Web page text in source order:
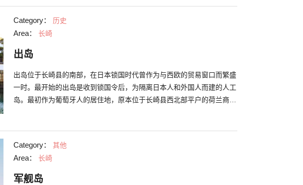
Category： 历史
Area： 长崎
出岛
出岛位于长崎县的南部，在日本锁国时代曾作为与西欧的贸易窗口而繁盛
一时。最开始的出岛是收到锁国令后，为隔离日本人和外国人而建的人工
岛。最初作为葡萄牙人的居住地，原本位于长崎县西北部平户的荷兰商馆
重新架起，使得出岛看起来回到了之前“岛”的样子。另外，出岛还展示着
与荷兰之间的贸易史，以及荷兰的相关资料，在这里可以了解到锁国时代
的日本历史！
Category： 其他
Area： 长崎
军舰岛